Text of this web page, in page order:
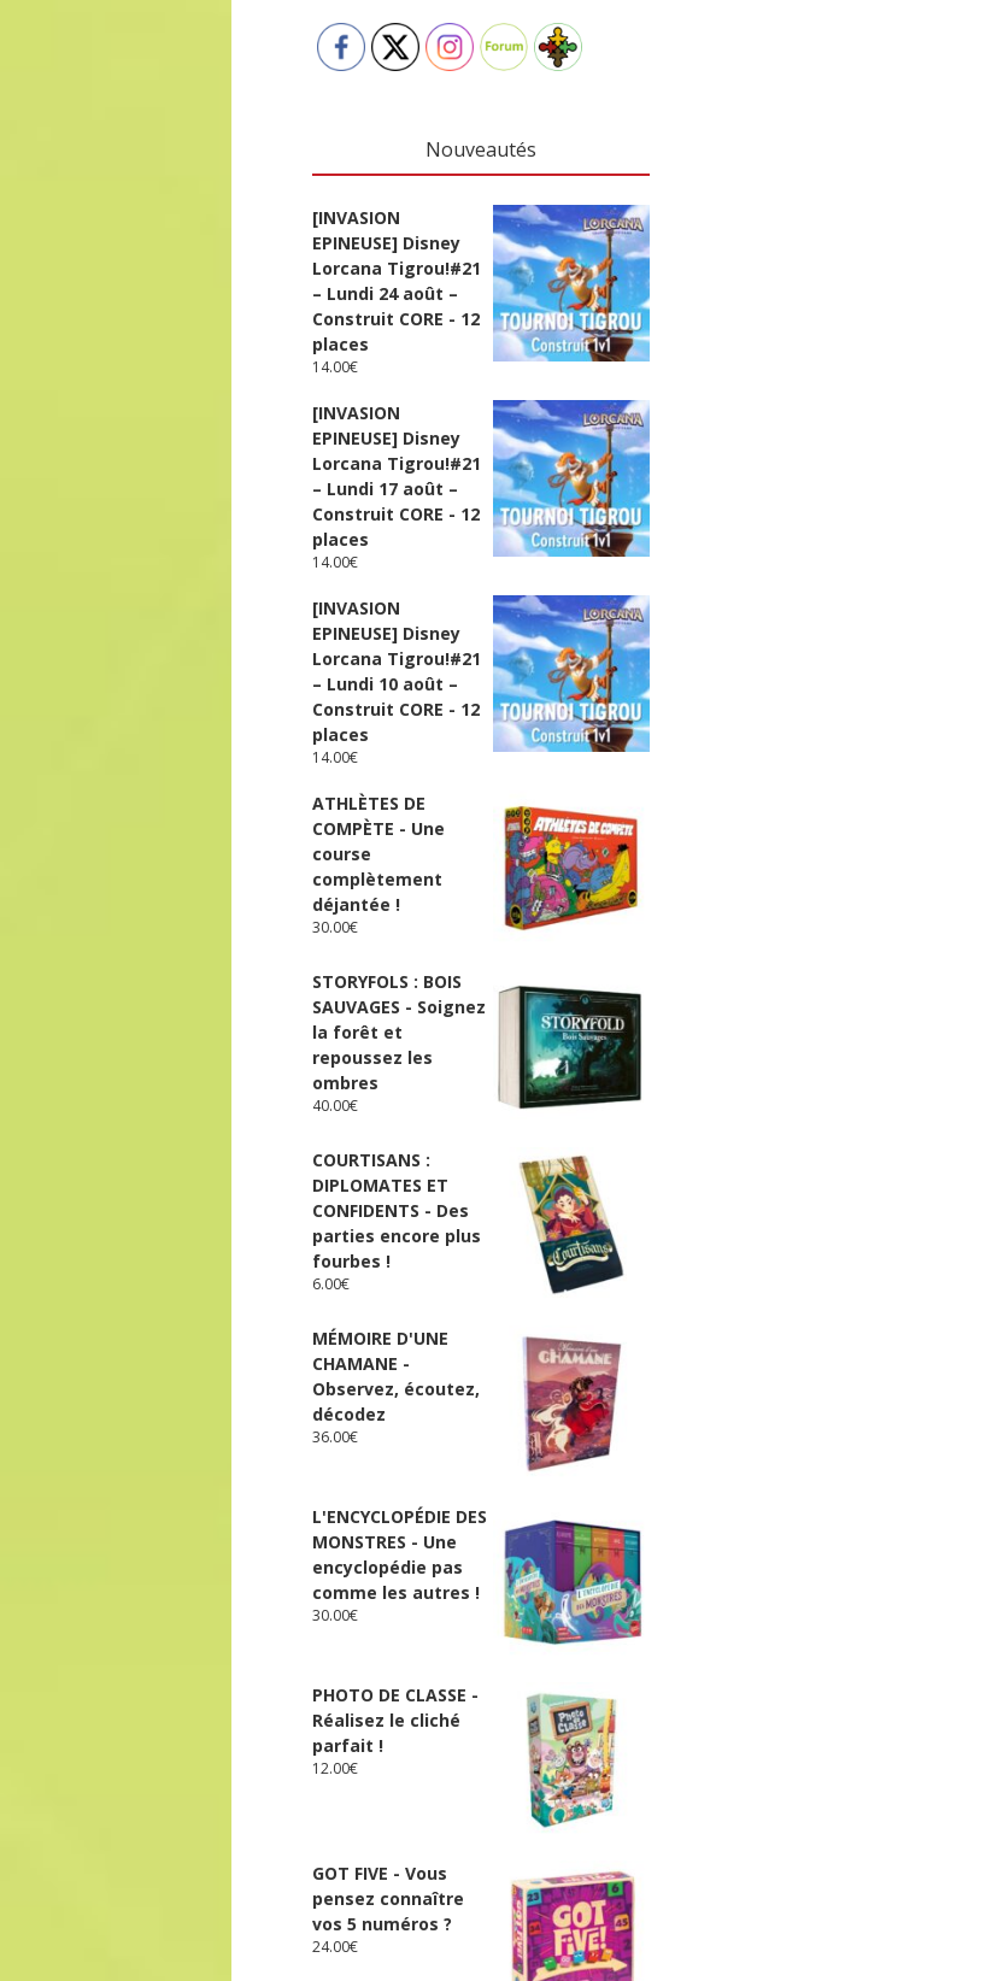
Nouveautés
[INVASION
EPINEUSE] Disney
Lorcana Tigrou!#21
– Lundi 24 août –
Construit CORE - 12
places
14.00€
[INVASION
EPINEUSE] Disney
Lorcana Tigrou!#21
– Lundi 17 août –
Construit CORE - 12
places
14.00€
[INVASION
EPINEUSE] Disney
Lorcana Tigrou!#21
– Lundi 10 août –
Construit CORE - 12
places
14.00€
ATHLÈTES DE
COMPÈTE - Une
course
complètement
déjantée !
30.00€
STORYFOLS : BOIS
SAUVAGES - Soignez
la forêt et
repoussez les
ombres
40.00€
COURTISANS :
DIPLOMATES ET
CONFIDENTS - Des
parties encore plus
fourbes !
6.00€
MÉMOIRE D'UNE
CHAMANE -
Observez, écoutez,
décodez
36.00€
L'ENCYCLOPÉDIE DES
MONSTRES - Une
encyclopédie pas
comme les autres !
30.00€
PHOTO DE CLASSE -
Réalisez le cliché
parfait !
12.00€
GOT FIVE - Vous
pensez connaître
vos 5 numéros ?
24.00€